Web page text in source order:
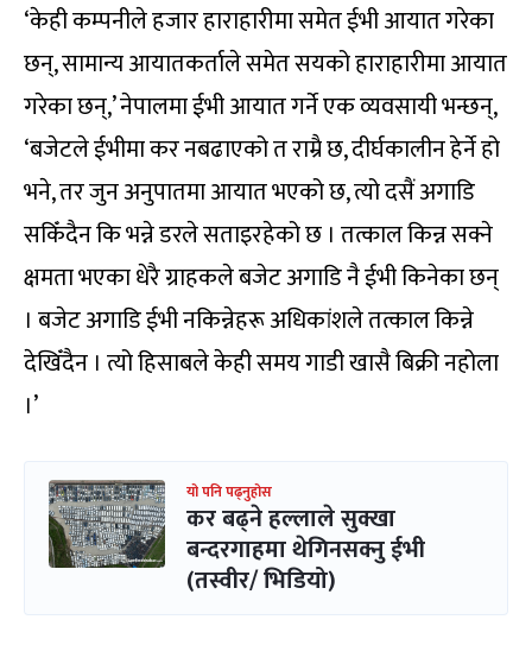
‘केही कम्पनीले हजार हाराहारीमा समेत ईभी आयात गरेका
छन्, सामान्य आयातकर्ताले समेत सयको हाराहारीमा आयात
गरेका छन्,’ नेपालमा ईभी आयात गर्ने एक व्यवसायी भन्छन्,
‘बजेटले ईभीमा कर नबढाएको त राम्रै छ, दीर्घकालीन हेर्ने हो
भने, तर जुन अनुपातमा आयात भएको छ, त्यो दसैं अगाडि
सकिँदैन कि भन्ने डरले सताइरहेको छ । तत्काल किन्न सक्ने
क्षमता भएका धेरै ग्राहकले बजेट अगाडि नै ईभी किनेका छन्
। बजेट अगाडि ईभी नकिन्नेहरू अधिकांशले तत्काल किन्ने
देखिँदैन । त्यो हिसाबले केही समय गाडी खासै बिक्री नहोला
।’
यो पनि पढ्नुहोस
कर बढ्ने हल्लाले सुक्खा
बन्दरगाहमा थेगिनसक्नु ईभी
(तस्वीर/ भिडियो)